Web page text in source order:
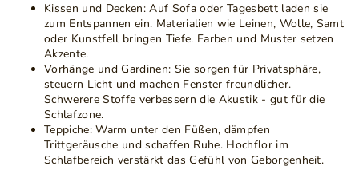
Kissen und Decken:Auf Sofa oder Tagesbett laden sie
zum Entspannen ein. Materialien wie Leinen, Wolle, Samt
oder Kunstfell bringen Tiefe. Farben und Muster setzen
Akzente.
Vorhänge und Gardinen: Sie sorgen für Privatsphäre,
steuern Licht und machen Fenster freundlicher.
Schwerere Stoffe verbessern die Akustik - gut für die
Schlafzone.
Teppiche:Warm unter den Füßen, dämpfen
Trittgeräusche und schaffen Ruhe. Hochflor im
Schlafbereich verstärkt das Gefühl von Geborgenheit.